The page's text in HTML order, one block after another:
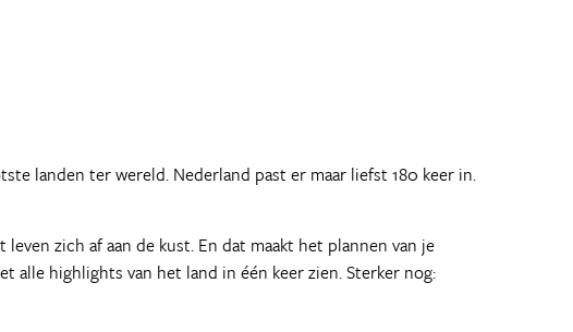
landen ter wereld. Nederland past er maar liefst 180 keer in.
zich af aan de kust. En dat maakt het plannen van je
alle highlights van het land in één keer zien. Sterker nog: